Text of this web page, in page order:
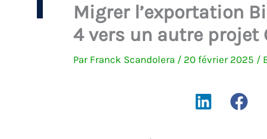
Migrer l’exportation
4 vers un autre projet
Par Franck Scandolera / 20 février 2025 /